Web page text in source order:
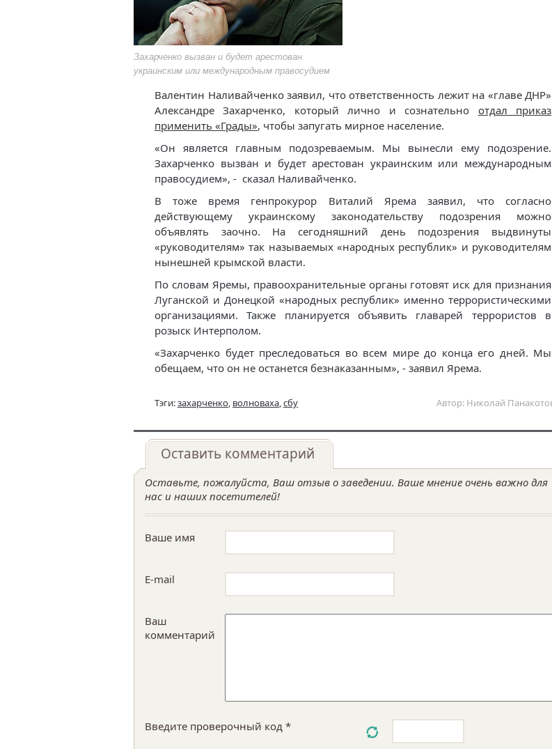
Захарченко вызван и будет арестован
украинским или международным правосудием
Валентин Наливайченко заявил, что ответственность лежит на «главе ДНР»
Александре Захарченко, который лично и сознательно отдал приказ
применить «Грады», чтобы запугать мирное население.
«Он является главным подозреваемым. Мы вынесли ему подозрение.
Захарченко вызван и будет арестован украинским или международным
правосудием», - сказал Наливайченко.
В тоже время генпрокурор Виталий Ярема заявил, что согласно
действующему украинскому законодательству подозрения можно
объявлять заочно. На сегодняшний день подозрения выдвинуты
«руководителям» так называемых «народных республик» и руководителям
нынешней крымской власти.
По словам Яремы, правоохранительные органы готовят иск для признания
Луганской и Донецкой «народных республик» именно террористическими
организациями. Также планируется объявить главарей террористов в
розыск Интерполом.
«Захарченко будет преследоваться во всем мире до конца его дней. Мы
обещаем, что он не останется безнаказанным», - заявил Ярема.
Тэги:захарченко, волноваха,сбу Автор: Николай
Оставить комментарий
Оставьте, пожалуйста, Ваш отзыв о заведении. Ваше мнение очень важно для
нас и наших посетителей!
Ваше имя
E-mail
Ваш
комментарий
Введите проверочный код *